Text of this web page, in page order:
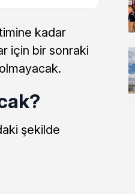
kadar
için bir sonraki
şekilde